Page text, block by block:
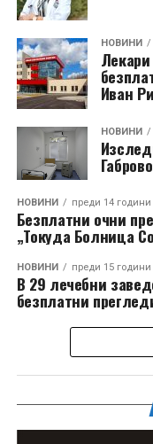
НОВИНИ
Иван
НОВИНИ
НОВИНИ преди 14 години
Безплатни очни
„Токуда Болница
НОВИНИ преди 15 години
В 29 лечебни
безплатни